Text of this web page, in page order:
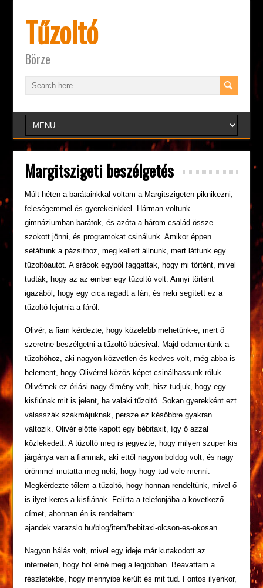
Tűzoltó
Börze
Margitszigeti beszélgetés
Múlt héten a barátainkkal voltam a Margitszigeten piknikezni,
feleségemmel és gyerekeinkkel. Hárman voltunk
gimnáziumban barátok, és azóta a három család össze
szokott jönni, és programokat csinálunk. Amikor éppen
sétáltunk a pázsithoz, meg kellett állnunk, mert láttunk egy
tűzoltóautót. A srácok egyből faggattak, hogy mi történt, mivel
tudták, hogy az az ember egy tűzoltó volt. Annyi történt
igazából, hogy egy cica ragadt a fán, és neki segített ez a
tűzoltó lejutnia a fáról.
Olivér, a fiam kérdezte, hogy közelebb mehetünk-e, mert ő
szeretne beszélgetni a tűzoltó bácsival. Majd odamentünk a
tűzoltóhoz, aki nagyon közvetlen és kedves volt, még abba is
belement, hogy Olivérrel közös képet csinálhassunk róluk.
Olivérnek ez óriási nagy élmény volt, hisz tudjuk, hogy egy
kisfiúnak mit is jelent, ha valaki tűzoltó. Sokan gyerekként ezt
válasszák szakmájuknak, persze ez későbbre gyakran
változik. Olivér előtte kapott egy bébitaxit, így ő azzal
közlekedett. A tűzoltó meg is jegyezte, hogy milyen szuper kis
járgánya van a fiamnak, aki ettől nagyon boldog volt, és nagy
örömmel mutatta meg neki, hogy hogy tud vele menni.
Megkérdezte tőlem a tűzoltó, hogy honnan rendeltünk, mivel ő
is ilyet keres a kisfiának. Felírta a telefonjába a következő
címet, ahonnan én is rendeltem:
ajandek.varazslo.hu/blog/item/bebitaxi-olcson-es-okosan
Nagyon hálás volt, mivel egy ideje már kutakodott az
interneten, hogy hol érné meg a legjobban. Beavattam a
részletekbe, hogy mennyibe került és mit tud. Fontos ilyenkor,